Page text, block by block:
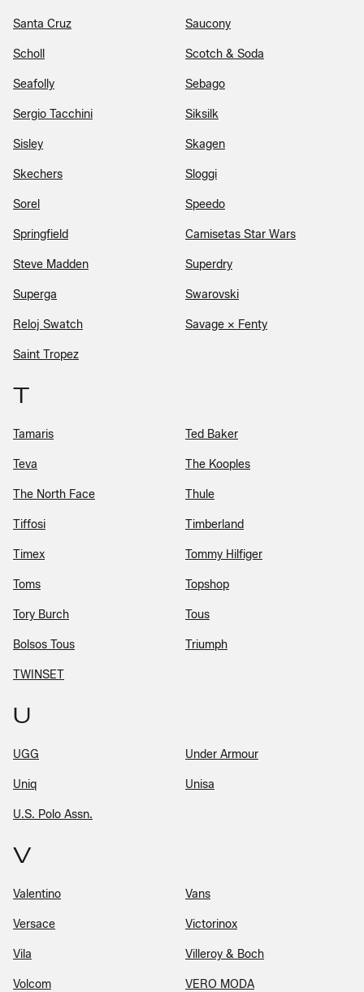
Santa Cruz Saucony
Scholl Scotch & Soda
Seafolly Sebago
Sergio Tacchini Siksilk
Sisley Skagen
Skechers Sloggi
Sorel Speedo
Springfield Camisetas Star Wars
Steve Madden Superdry
Superga Swarovski
Reloj Swatch Savage x Fenty
Saint Tropez
T
Tamaris Ted Baker
Teva The Kooples
The North Face Thule
Tiffosi Timberland
Timex Tommy Hilfiger
Toms Topshop
Tory Burch Tous
Bolsos Tous Triumph
TWINSET
U
UGG Under Armour
Uniq Unisa
U.S. Polo Assn.
V
Valentino Vans
Versace Victorinox
Vila Villeroy & Boch
Volcom VERO MODA